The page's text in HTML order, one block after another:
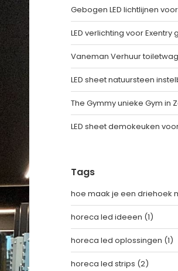
Gebogen LED lichtlijnen
LED verlichting voor Exentry
Vaneman Verhuur
LED sheet natuursteen
The Gymmy unieke Gym in
LED sheet demokeuken
Tags
hoe maak je een driehoek
horeca led ideeen (1)
horeca led oplossingen (1)
horeca led strips (2)